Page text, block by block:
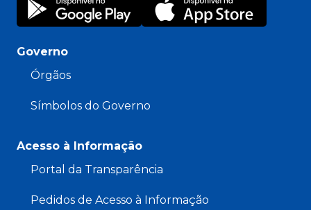
Governo
Órgãos
Símbolos do Governo
Acesso à Informação
Portal da Transparência
Pedidos de Acesso à Informação